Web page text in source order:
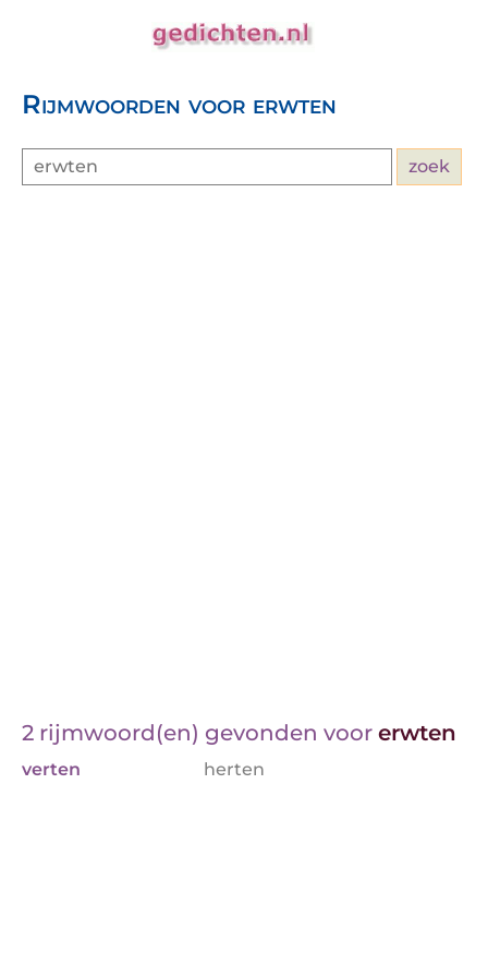
Rijmwoorden voor erwten
2 rijmwoord(en) gevonden voor erwten
verten herten